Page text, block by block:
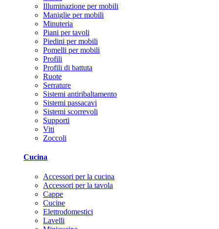
Illuminazione per mobili
Maniglie per mobili
Minuteria
Piani per tavoli
Piedini per mobili
Pomelli per mobili
Profili
Profili di battuta
Ruote
Serrature
Sistemi antiribaltamento
Sistemi passacavi
Sistemi scorrevoli
Supporti
Viti
Zoccoli
Cucina
Accessori per la cucina
Accessori per la tavola
Cappe
Cucine
Elettrodomestici
Lavelli